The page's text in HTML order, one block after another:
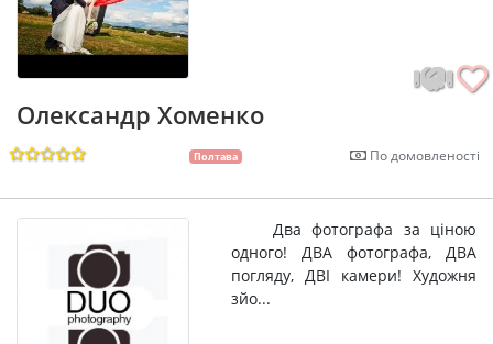
Олександр Хоменко
Полтава По домовленості
Два фотографа за ціною
одного! ДВА фотографа, ДВА
погляду, ДВІ камери! Художня
зйо...